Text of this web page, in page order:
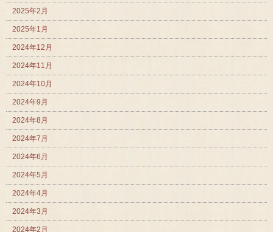
2025年2月
2025年1月
2024年12月
2024年11月
2024年10月
2024年9月
2024年8月
2024年7月
2024年6月
2024年5月
2024年4月
2024年3月
2024年2月